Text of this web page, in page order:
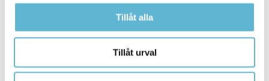
Tillåt alla
Tillåt urval
Fax: 0456-82 22 00